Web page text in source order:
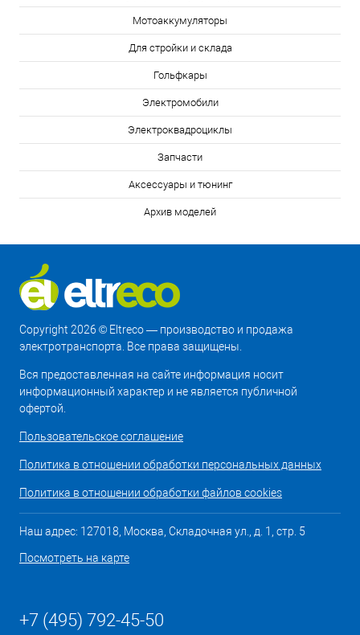
Мотоаккумуляторы
Для стройки и склада
Гольфкары
Электромобили
Электроквадроциклы
Запчасти
Аксессуары и тюнинг
Архив моделей
Copyright 2026 © Eltreco — производство и продажа
электротранспорта. Все права защищены.
Вся предоставленная на сайте информация носит
информационный характер и не является публичной
офертой.
Пользовательское соглашение
Политика в отношении обработки персональных данных
Политика в отношении обработки файлов cookies
Наш адрес: 127018, Москва, Складочная ул., д. 1, стр. 5
Посмотреть на карте
+7 (495) 792-45-50